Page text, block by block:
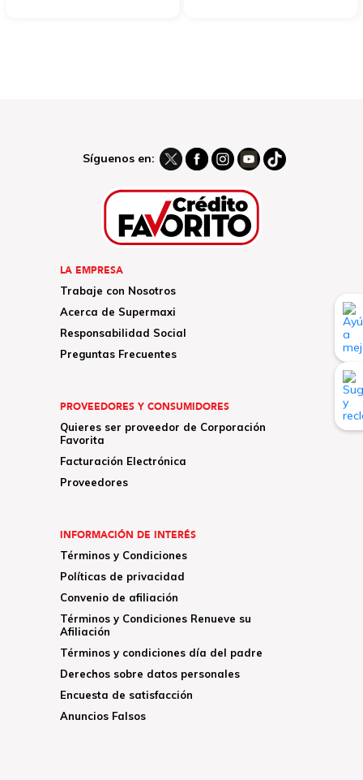
Síguenos en:
LA EMPRESA
Trabaje con Nosotros
Acerca de Supermaxi
Responsabilidad Social
Preguntas Frecuentes
PROVEEDORES Y CONSUMIDORES
Quieres ser proveedor de Corporación
Favorita
Facturación Electrónica
Proveedores
INFORMACIÓN DE INTERÉS
Términos y Condiciones
Políticas de privacidad
Convenio de afiliación
Términos y Condiciones Renueve su
Afiliación
Términos y condiciones día del padre
Derechos sobre datos personales
Encuesta de satisfacción
Anuncios Falsos